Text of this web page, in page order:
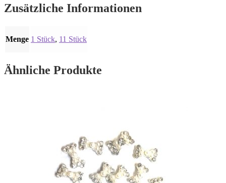
Zusätzliche Informationen
Menge 1 Stück, 11 Stück
Ähnliche Produkte